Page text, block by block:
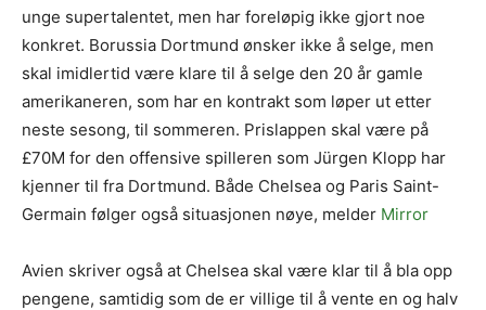
unge supertalentet, men har foreløpig ikke gjort noe
konkret. Borussia Dortmund ønsker ikke å selge, men
skal imidlertid være klare til å selge den 20 år gamle
amerikaneren, som har en kontrakt som løper ut etter
neste sesong, til sommeren. Prislappen skal være på
£70M for den offensive spilleren som Jürgen Klopp har
kjenner til fra Dortmund. Både Chelsea og Paris Saint-
Germain følger også situasjonen nøye, melder Mirror
Avien skriver også at Chelsea skal være klar til å bla opp
pengene, samtidig som de er villige til å vente en og halv